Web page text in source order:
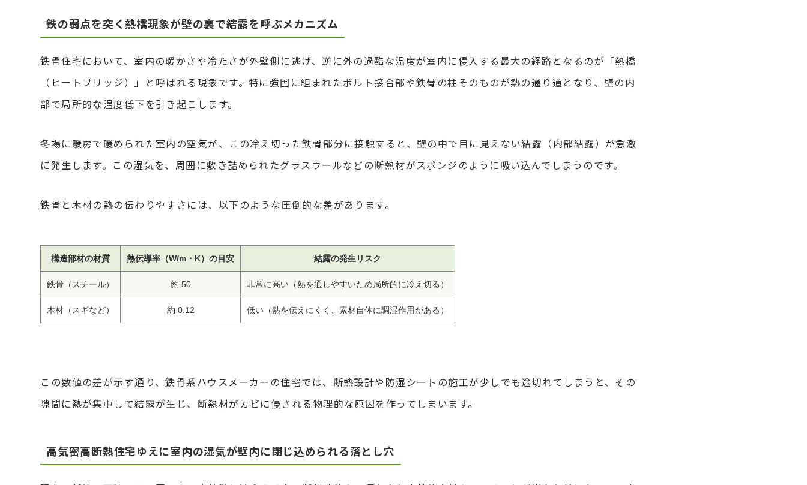
鉄の弱点を突く熱橋現象が壁の裏で結露を呼ぶメカニズム
鉄骨住宅において、室内の暖かさや冷たさが外壁側に逃げ、逆に外の過酷な温度が室内に侵入する最大の経路となるのが「熱橋
（ヒートブリッジ）」と呼ばれる現象です。特に強固に組まれたボルト接合部や鉄骨の柱そのものが熱の通り道となり、壁の内
部で局所的な温度低下を引き起こします。
冬場に暖房で暖められた室内の空気が、この冷え切った鉄骨部分に接触すると、壁の中で目に見えない結露（内部結露）が急激
に発生します。この湿気を、周囲に敷き詰められたグラスウールなどの断熱材がスポンジのように吸い込んでしまうのです。
鉄骨と木材の熱の伝わりやすさには、以下のような圧倒的な差があります。
構造部材の材質 熱伝導率（W/m・K）の目安 結露の発生リスク
鉄骨（スチール） 約 50 非常に高い（熱を通しやすいため局所的に冷え切る）
木材（スギなど） 約 0.12 低い（熱を伝えにくく、素材自体に調湿作用がある）
この数値の差が示す通り、鉄骨系ハウスメーカーの住宅では、断熱設計や防湿シートの施工が少しでも途切れてしまうと、その
隙間に熱が集中して結露が生じ、断熱材がカビに侵される物理的な原因を作ってしまいます。
高気密高断熱住宅ゆえに室内の湿気が壁内に閉じ込められる落とし穴